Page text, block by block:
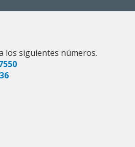
los siguientes números.